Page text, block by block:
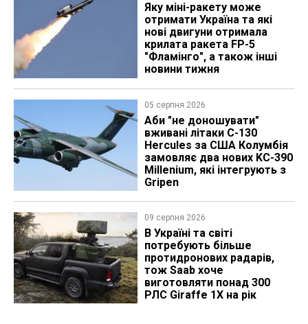
Яку міні-ракету може
отримати Україна та які
нові двигуни отримала
крилата ракета FP-5
"Фламінго", а також інші
новини тижня
05 серпня 2026
Аби "не доношувати"
вживані літаки C-130
Hercules за США Колумбія
замовляє два нових KC-390
Millenium, які інтегрують з
Gripen
09 серпня 2026
В Україні та світі
потребують більше
протидронових радарів,
тож Saab хоче
виготовляти понад 300
РЛС Giraffe 1X на рік